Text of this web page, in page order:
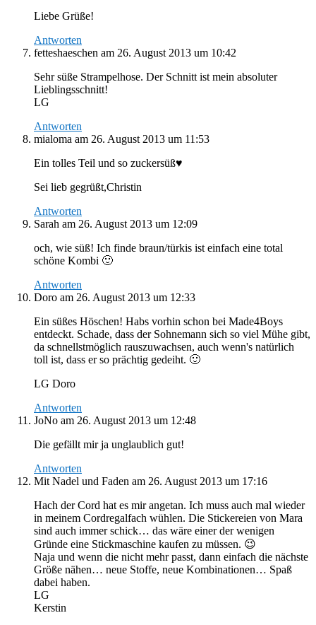
Liebe Grüße!
Antworten
fetteshaeschen am 26. August 2013 um 10:42
Sehr süße Strampelhose. Der Schnitt ist mein absoluter
Lieblingsschnitt!
LG
Antworten
mialoma am 26. August 2013 um 11:53
Ein tolles Teil und so zuckersüß♥
Sei lieb gegrüßt,Christin
Antworten
Sarah am 26. August 2013 um 12:09
och, wie süß! Ich finde braun/türkis ist einfach eine total
schöne Kombi 🙂
Antworten
Doro am 26. August 2013 um 12:33
Ein süßes Höschen! Habs vorhin schon bei Made4Boys
entdeckt. Schade, dass der Sohnemann sich so viel Mühe gibt,
da schnellstmöglich rauszuwachsen, auch wenn's natürlich
toll ist, dass er so prächtig gedeiht. 🙂
LG Doro
Antworten
JoNo am 26. August 2013 um 12:48
Die gefällt mir ja unglaublich gut!
Antworten
Mit Nadel und Faden am 26. August 2013 um 17:16
Hach der Cord hat es mir angetan. Ich muss auch mal wieder
in meinem Cordregalfach wühlen. Die Stickereien von Mara
sind auch immer schick… das wäre einer der wenigen
Gründe eine Stickmaschine kaufen zu müssen. 😉
Naja und wenn die nicht mehr passt, dann einfach die nächste
Größe nähen… neue Stoffe, neue Kombinationen… Spaß
dabei haben.
LG
Kerstin